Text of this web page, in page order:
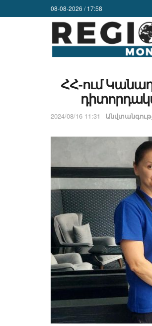
08-08-2026 / 17:58
ՀՀ-ում
2024/08/16 11:31